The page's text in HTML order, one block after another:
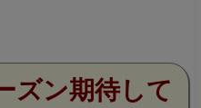
ズン期待して